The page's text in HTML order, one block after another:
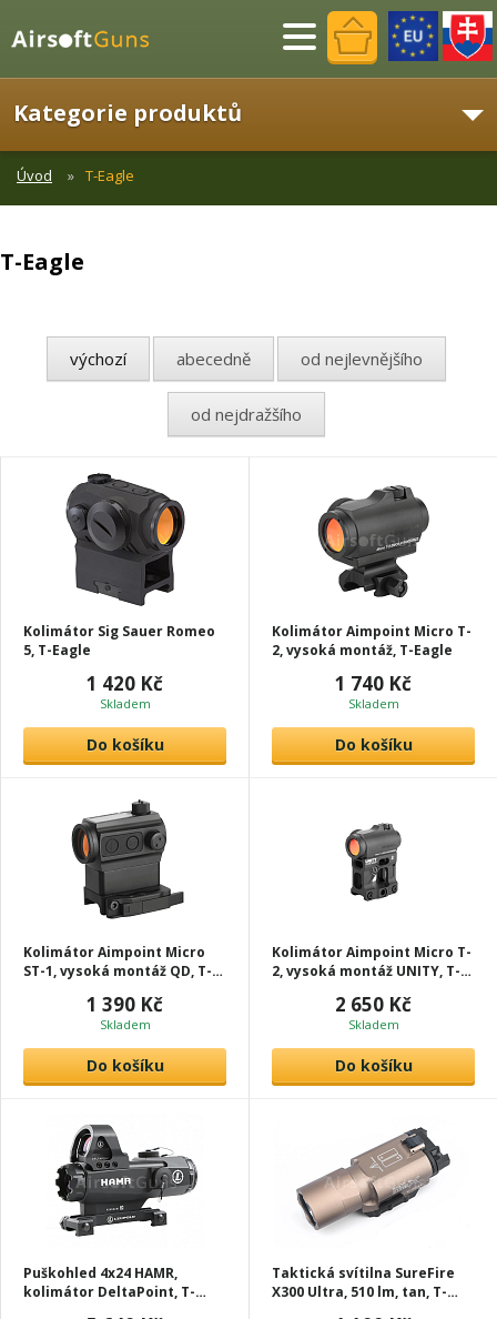
Menu
Kategorie produktů
Úvod T-Eagle
T-Eagle
výchozí abecedně od nejlevnějšího
od nejdražšího
Kolimátor Sig Sauer Romeo
5, T-Eagle
1 420 Kč
Skladem
Do košíku
Kolimátor Aimpoint Micro T-
2, vysoká montáž, T-Eagle
1 740 Kč
Skladem
Do košíku
Kolimátor Aimpoint Micro
ST-1, vysoká montáž QD, T-
1 390 Kč
Skladem
Do košíku
Kolimátor Aimpoint Micro T-
2, vysoká montáž UNITY, T-
2 650 Kč
Skladem
Do košíku
Puškohled 4x24 HAMR,
kolimátor DeltaPoint, T-
Taktická svítilna SureFire
X300 Ultra, 510 lm, tan, T-